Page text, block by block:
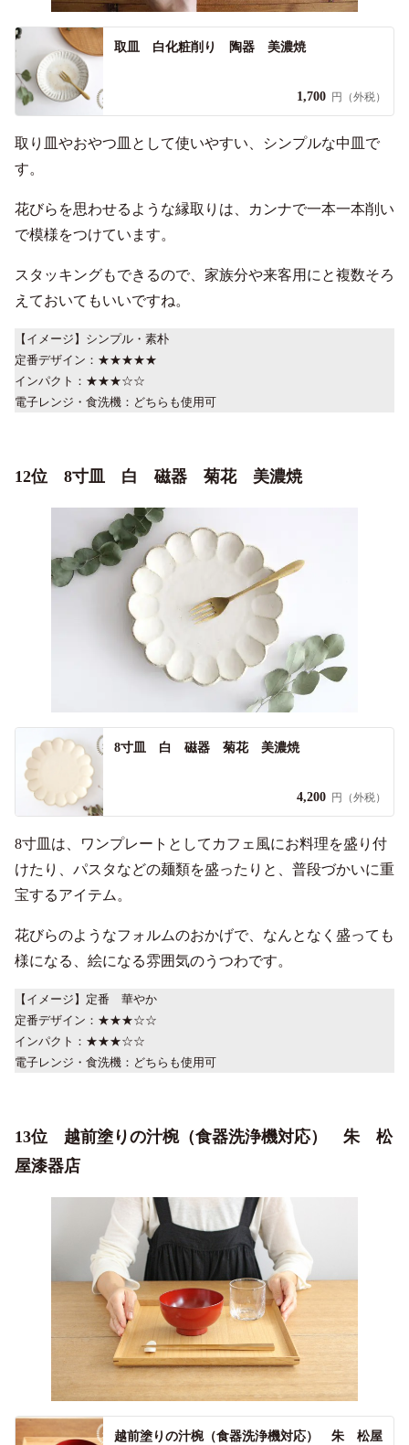
取皿 白化粧削り 陶器 美濃焼
1,700 円（外税）
取り皿やおやつ皿として使いやすい、シンプルな中皿で
す。
花びらを思わせるような縁取りは、カンナで一本一本削い
で模様をつけています。
スタッキングもできるので、家族分や来客用にと複数そろ
えておいてもいいですね。
【イメージ】シンプル・素朴
定番デザイン：★★★★★
インパクト：★★★☆☆
電子レンジ・食洗機：どちらも使用可
12位 8寸皿 白 磁器 菊花 美濃焼
8寸皿 白 磁器 菊花 美濃焼
4,200 円（外税）
8寸皿は、ワンプレートとしてカフェ風にお料理を盛り付
けたり、パスタなどの麺類を盛ったりと、普段づかいに重
宝するアイテム。
花びらのようなフォルムのおかげで、なんとなく盛っても
様になる、絵になる雰囲気のうつわです。
【イメージ】定番 華やか
定番デザイン：★★★☆☆
インパクト：★★★☆☆
電子レンジ・食洗機：どちらも使用可
13位 越前塗りの汁椀（食器洗浄機対応） 朱 松
屋漆器店
越前塗りの汁椀（食器洗浄機対応） 朱 松屋